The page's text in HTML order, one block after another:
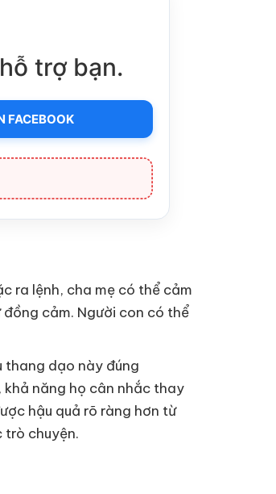
trợ bạn.
FACEBOOK
ra lệnh, cha mẹ có thể cảm
cảm. Người con có thể
thang dạo này đúng
khả năng họ cân nhắc thay
hậu quả rõ ràng hơn từ
trò chuyện.